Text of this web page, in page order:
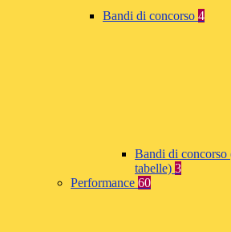
Bandi di concorso 4
Bandi di concorso
tabelle) 3
Performance 60